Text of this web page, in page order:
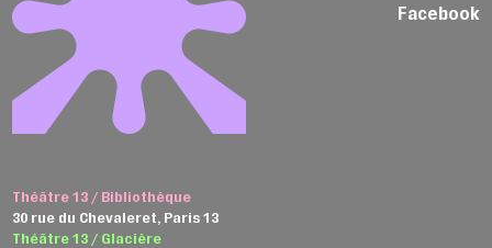
Théâtre 13 / Bibliothèque
30 rue du Chevaleret, Paris 13
Théâtre 13 / Glacière
Facebook